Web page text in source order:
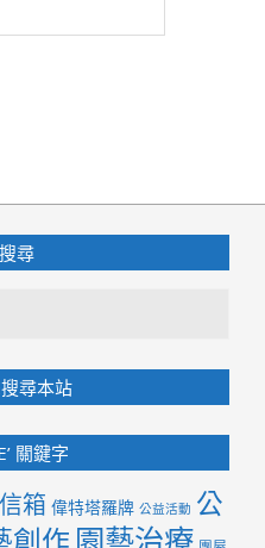
尋
尋本站
關鍵字
箱 偉特塔羅牌 公益活動 公